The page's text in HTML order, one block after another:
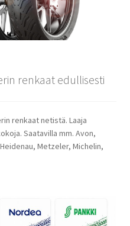
renkaat edullisesti
renkaat netistä. Laaja
Saatavilla mm. Avon,
Metzeler, Michelin,